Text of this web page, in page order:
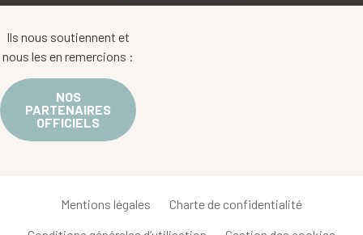
Ils nous soutiennent et
nous les en remercions :
NOS
PARTENAIRES
OFFICIELS
Mentions légales Charte de confidentialité